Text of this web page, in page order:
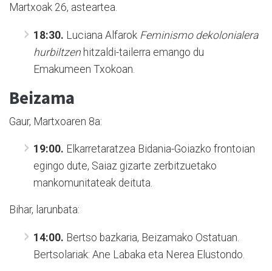
Martxoak 26, asteartea.
18:30. Luciana Alfarok Feminismo dekolonialera
hurbiltzen hitzaldi-tailerra emango du
Emakumeen Txokoan.
Beizama
Gaur, Martxoaren 8a:
19:00. Elkarretaratzea Bidania-Goiazko frontoian
egingo dute, Saiaz gizarte zerbitzuetako
mankomunitateak deituta.
Bihar, larunbata:
14:00. Bertso bazkaria, Beizamako Ostatuan.
Bertsolariak: Ane Labaka eta Nerea Elustondo.